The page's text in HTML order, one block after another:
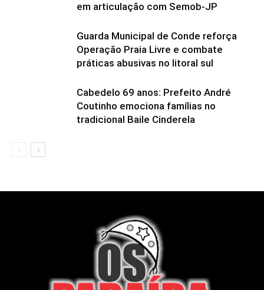
em articulação com Semob-JP
Guarda Municipal de Conde reforça
Operação Praia Livre e combate
práticas abusivas no litoral sul
Cabedelo 69 anos: Prefeito André
Coutinho emociona famílias no
tradicional Baile Cinderela